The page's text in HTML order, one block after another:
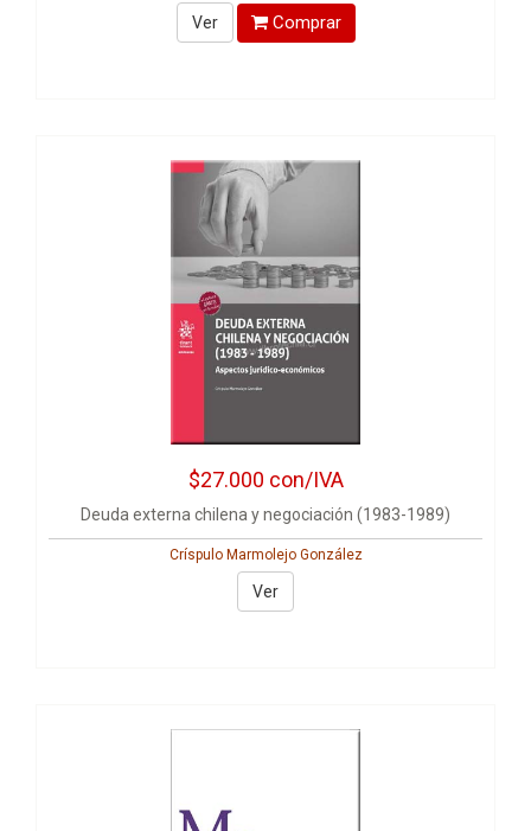
Ver Comprar
$27.000 con/IVA
Deuda externa chilena y negociación (1983-1989)
Críspulo Marmolejo González
Ver